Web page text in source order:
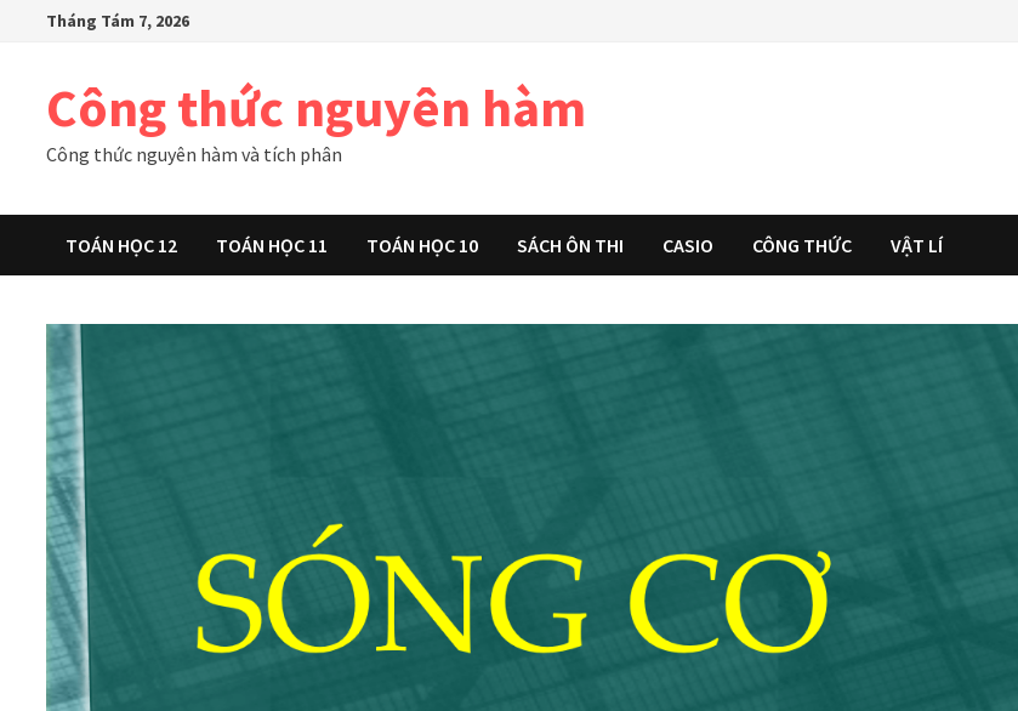
Tháng Tám 7, 2026
Công thức nguyên hàm
Công thức nguyên hàm và tích phân
TOÁN HỌC 12 TOÁN HỌC 11 TOÁN HỌC 10 SÁCH ÔN THI CASIO CÔNG THỨC VẬT LÍ